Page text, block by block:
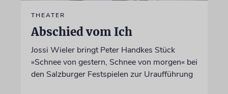
THEATER
Abschied vom Ich
Jossi Wieler bringt Peter Handkes Stück
»Schnee von gestern, Schnee von morgen« bei
den Salzburger Festspielen zur Uraufführung